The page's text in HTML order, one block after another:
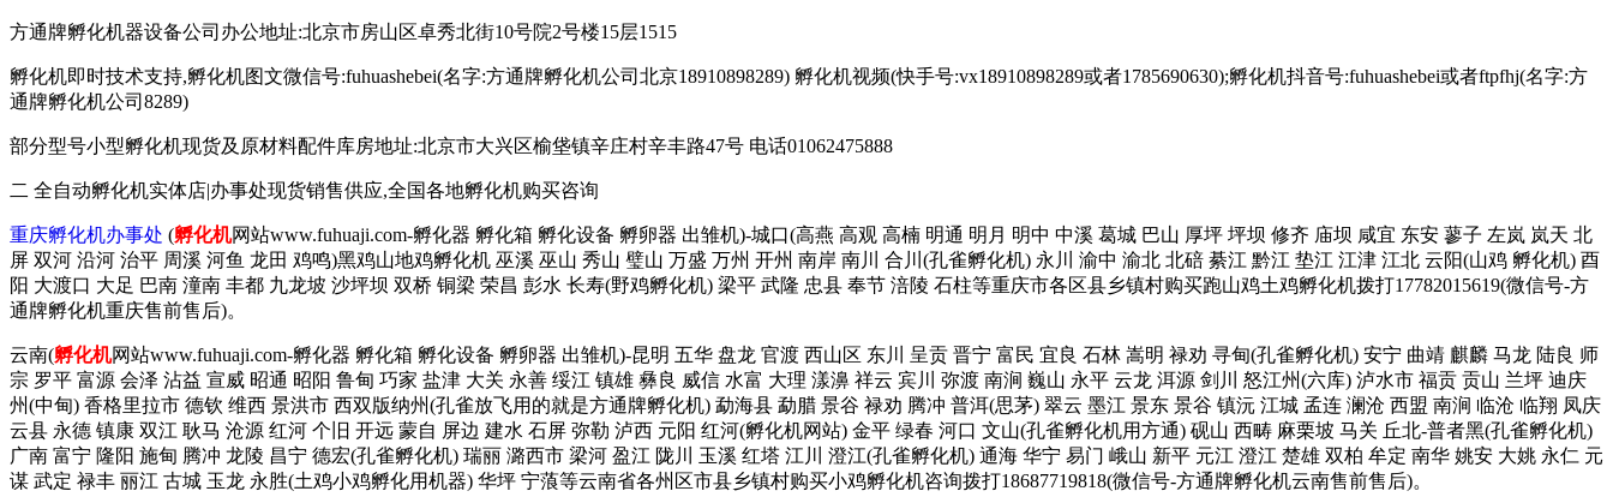
方通牌孵化机器设备公司办公地址:北京市房山区卓秀北街10号院2号楼15层1515
孵化机即时技术支持,孵化机图文微信号:fuhuashebei(名字:方通牌孵化机公司北京18910898289) 孵化机视频(快手号:vx18910898289或者1785690630);孵化机抖音号:fuhuashebei或者ftpfhj(名字:方
通牌孵化机公司8289)
部分型号小型孵化机现货及原材料配件库房地址:北京市大兴区榆垡镇辛庄村辛丰路47号 电话01062475888
二 全自动孵化机实体店|办事处现货销售供应,全国各地孵化机购买咨询
重庆孵化机办事处 (孵化机网站www.fuhuaji.com-孵化器 孵化箱 孵化设备 孵卵器 出雏机)-城口(高燕 高观 高楠 明通 明月 明中 中溪 葛城 巴山 厚坪 坪坝 修齐 庙坝 咸宜 东安 蓼子 左岚 岚天 北
屏 双河 沿河 治平 周溪 河鱼 龙田 鸡鸣)黑鸡山地鸡孵化机 巫溪 巫山 秀山 璧山 万盛 万州 开州 南岸 南川 合川(孔雀孵化机) 永川 渝中 渝北 北碚 綦江 黔江 垫江 江津 江北 云阳(山鸡 孵化机) 酉
阳 大渡口 大足 巴南 潼南 丰都 九龙坡 沙坪坝 双桥 铜梁 荣昌 彭水 长寿(野鸡孵化机) 梁平 武隆 忠县 奉节 涪陵 石柱等重庆市各区县乡镇村购买跑山鸡土鸡孵化机拨打17782015619(微信号-方
通牌孵化机重庆售前售后)。
云南(孵化机网站www.fuhuaji.com-孵化器 孵化箱 孵化设备 孵卵器 出雏机)-昆明 五华 盘龙 官渡 西山区 东川 呈贡 晋宁 富民 宜良 石林 嵩明 禄劝 寻甸(孔雀孵化机) 安宁 曲靖 麒麟 马龙 陆良 师
宗 罗平 富源 会泽 沾益 宣威 昭通 昭阳 鲁甸 巧家 盐津 大关 永善 绥江 镇雄 彝良 威信 水富 大理 漾濞 祥云 宾川 弥渡 南涧 巍山 永平 云龙 洱源 剑川 怒江州(六库) 泸水市 福贡 贡山 兰坪 迪庆
州(中甸) 香格里拉市 德钦 维西 景洪市 西双版纳州(孔雀放飞用的就是方通牌孵化机) 勐海县 勐腊 景谷 禄劝 腾冲 普洱(思茅) 翠云 墨江 景东 景谷 镇沅 江城 孟连 澜沧 西盟 南涧 临沧 临翔 凤庆
云县 永德 镇康 双江 耿马 沧源 红河 个旧 开远 蒙自 屏边 建水 石屏 弥勒 泸西 元阳 红河(孵化机网站) 金平 绿春 河口 文山(孔雀孵化机用方通) 砚山 西畴 麻栗坡 马关 丘北-普者黑(孔雀孵化机)
广南 富宁 隆阳 施甸 腾冲 龙陵 昌宁 德宏(孔雀孵化机) 瑞丽 潞西市 梁河 盈江 陇川 玉溪 红塔 江川 澄江(孔雀孵化机) 通海 华宁 易门 峨山 新平 元江 澄江 楚雄 双柏 牟定 南华 姚安 大姚 永仁 元
谋 武定 禄丰 丽江 古城 玉龙 永胜(土鸡小鸡孵化用机器) 华坪 宁蒗等云南省各州区市县乡镇村购买小鸡孵化机咨询拨打18687719818(微信号-方通牌孵化机云南售前售后)。